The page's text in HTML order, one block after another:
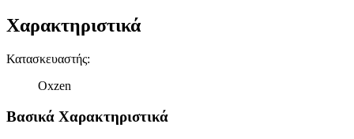
Χαρακτηριστικά
Κατασκευαστής:
Oxzen
Βασικά Χαρακτηριστικά